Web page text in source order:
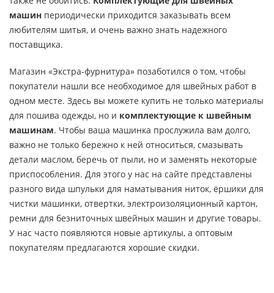
машин периодически приходится заказывать всем
любителям шитья, и очень важно знать надежного
поставщика.
Магазин «Экстра-фурнитура» позаботился о том, чтобы
покупатели нашли все необходимое для швейных работ в
одном месте. Здесь вы можете купить не только материалы
для пошива одежды, но и комплектующие к швейным
машинам. Чтобы ваша машинка прослужила вам долго,
важно не только бережно к ней относиться, смазывать
детали маслом, беречь от пыли, но и заменять некоторые
приспособления. Для этого у нас на сайте представлены
разного вида шпульки для наматывания ниток, ёршики для
чистки машинки, отвертки, электроизоляционный картон,
ремни для безниточных швейных машин и другие товары.
У нас часто появляются новые артикулы, а оптовым
покупателям предлагаются хорошие скидки.